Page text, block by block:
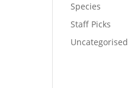
Species
Staff Picks
Uncategorised